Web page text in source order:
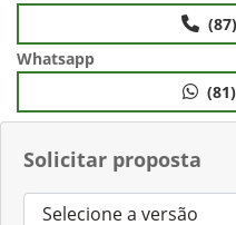
Solicitar proposta
Whatsapp